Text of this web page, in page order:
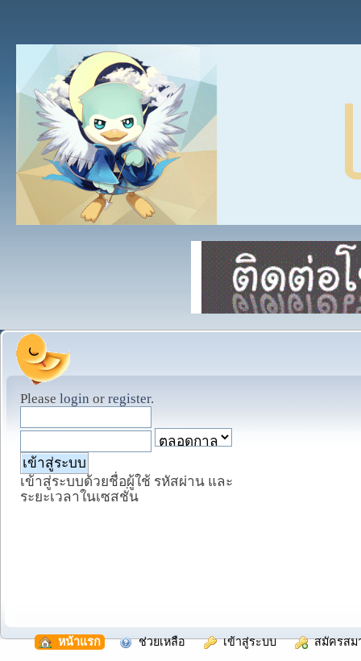
Please login or register.
เข้าสู่ระบบด้วยชื่อผู้ใช้ รหัสผ่าน และ
ระยะเวลาในเซสชั่น
หน้าแรก ช่วยเหลือ เข้าสู่ระบบ สมัครสม